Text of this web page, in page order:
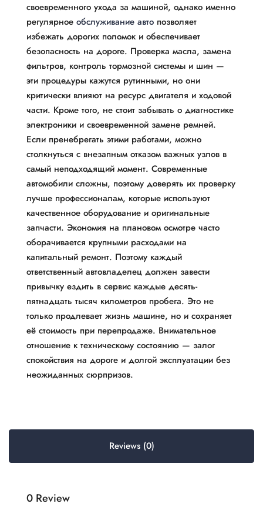
своевременного ухода за машиной, однако именно
регулярное обслуживание авто позволяет
избежать дорогих поломок и обеспечивает
безопасность на дороге. Проверка масла, замена
фильтров, контроль тормозной системы и шин —
эти процедуры кажутся рутинными, но они
критически влияют на ресурс двигателя и ходовой
части. Кроме того, не стоит забывать о диагностике
электроники и своевременной замене ремней.
Если пренебрегать этими работами, можно
столкнуться с внезапным отказом важных узлов в
самый неподходящий момент. Современные
автомобили сложны, поэтому доверять их проверку
лучше профессионалам, которые используют
качественное оборудование и оригинальные
запчасти. Экономия на плановом осмотре часто
оборачивается крупными расходами на
капитальный ремонт. Поэтому каждый
ответственный автовладелец должен завести
привычку ездить в сервис каждые десять-
пятнадцать тысяч километров пробега. Это не
только продлевает жизнь машине, но и сохраняет
её стоимость при перепродаже. Внимательное
отношение к техническому состоянию — залог
спокойствия на дороге и долгой эксплуатации без
неожиданных сюрпризов.
Reviews (0)
0 Review